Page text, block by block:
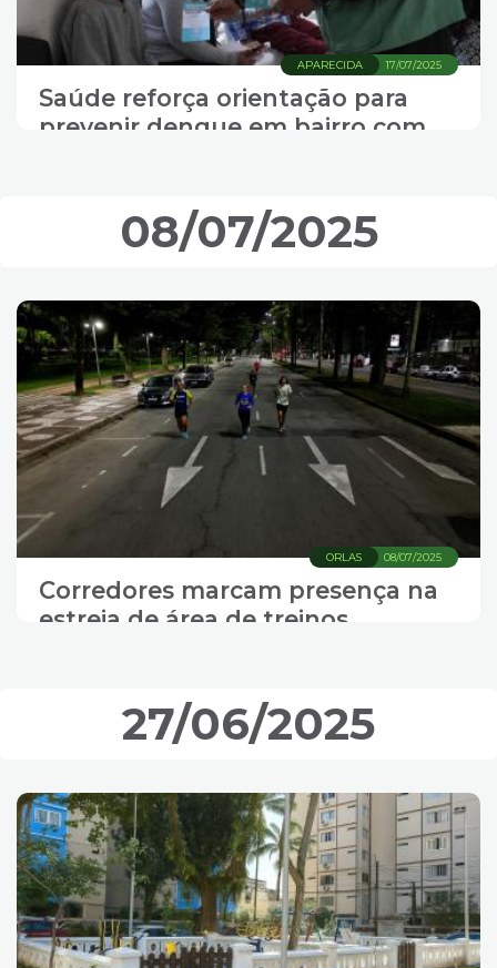
17/07/2025
APARECIDA
Saúde reforça orientação para
prevenir dengue em bairro com
08/07/2025
08/07/2025
ORLAS
Corredores marcam presença na
estreia de área de treinos
27/06/2025